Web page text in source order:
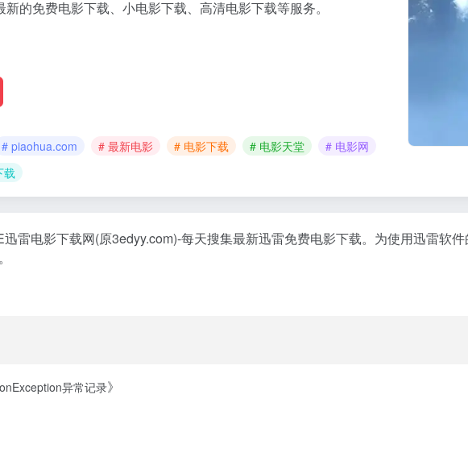
的免费电影下载、小电影下载、高清电影下载等服务。
# piaohua.com # 最新电影 # 电影下载 # 电影天堂
# 电影网
载
雷电影下载网(原3edyy.com)-每天搜集最新迅雷免费电影下载。为使用迅雷软
异常记录》